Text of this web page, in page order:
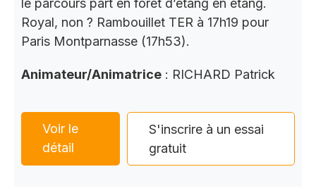
le parcours part en forêt d’étang en étang.
Royal, non ? Rambouillet TER à 17h19 pour
Paris Montparnasse (17h53).
Animateur/Animatrice : RICHARD Patrick
Voir le
détail
S'inscrire à un essai
gratuit